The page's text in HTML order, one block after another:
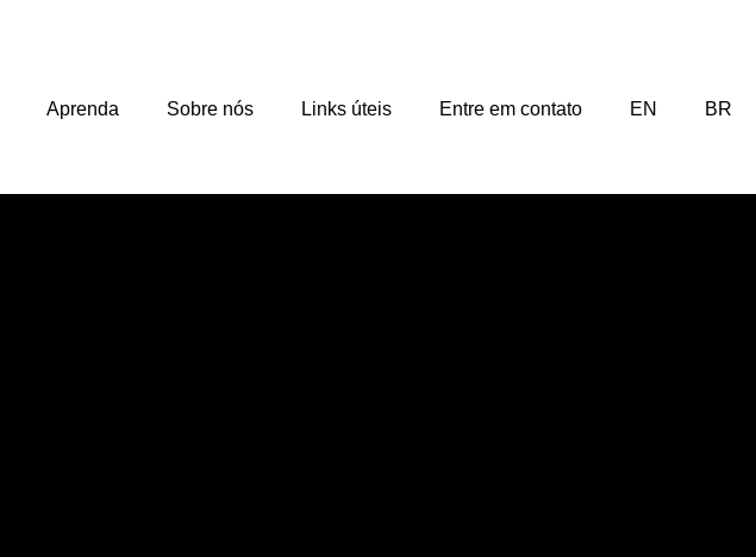
Aprenda Sobre nós Links úteis Entre em contato EN BR